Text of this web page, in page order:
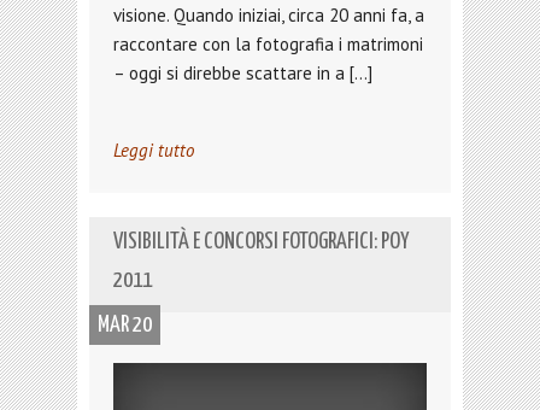
visione. Quando iniziai, circa 20 anni fa, a
raccontare con la fotografia i matrimoni
– oggi si direbbe scattare in a […]
Leggi tutto
VISIBILITÀ E CONCORSI FOTOGRAFICI: POY
2011
MAR 20